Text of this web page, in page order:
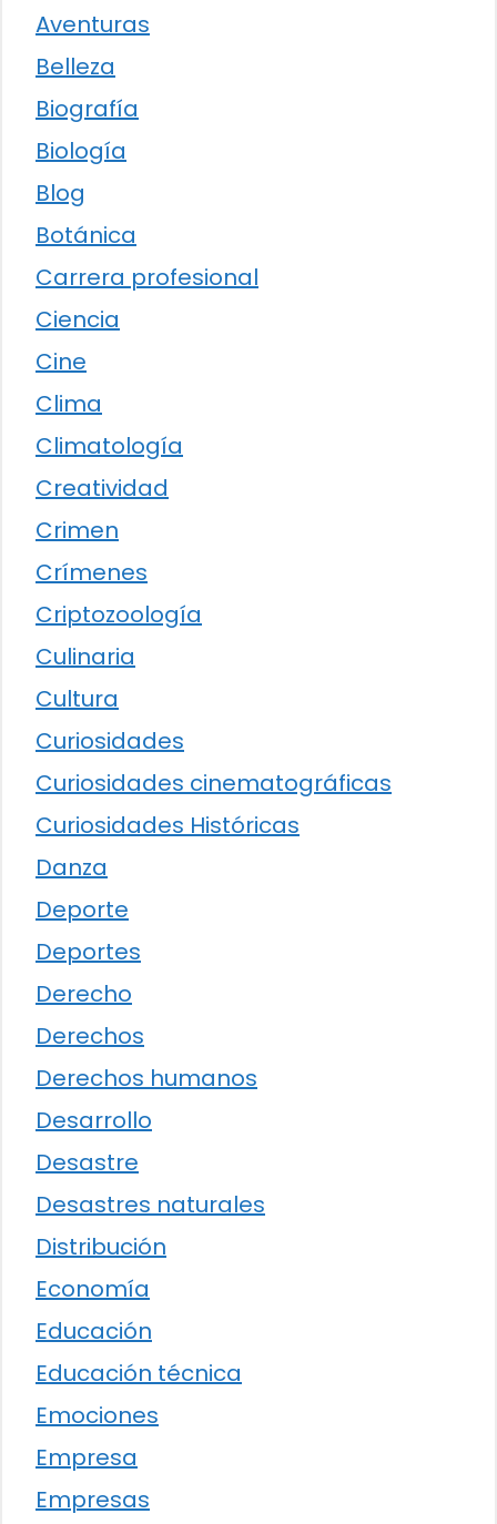
Aventuras
Belleza
Biografía
Biología
Blog
Botánica
Carrera profesional
Ciencia
Cine
Clima
Climatología
Creatividad
Crimen
Crímenes
Criptozoología
Culinaria
Cultura
Curiosidades
Curiosidades cinematográficas
Curiosidades Históricas
Danza
Deporte
Deportes
Derecho
Derechos
Derechos humanos
Desarrollo
Desastre
Desastres naturales
Distribución
Economía
Educación
Educación técnica
Emociones
Empresa
Empresas